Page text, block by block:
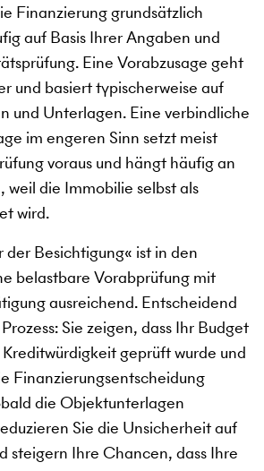
Finanzierung grundsätzlich
auf Basis Ihrer Angaben und
Eine Vorabzusage geht
und basiert typischerweise auf
und Unterlagen. Eine verbindliche
im engeren Sinn setzt meist
voraus und hängt häufig an
die Immobilie selbst als
wird.
der Besichtigung« ist in den
belastbare Vorabprüfung mit
ausreichend. Entscheidend
Sie zeigen, dass Ihr Budget
geprüft wurde und
Finanzierungsentscheidung
die Objektunterlagen
Sie die Unsicherheit auf
steigern Ihre Chancen, dass Ihre